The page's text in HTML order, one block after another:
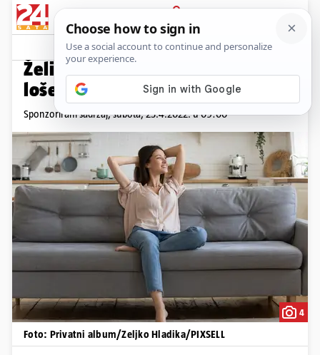
PRIJAVA
Promo sadržaj
Želite se riješiti ustajalog i
lošeg, nekvalitetnog zraka?
Sponzorirani sadržaj,subota, 23.4.2022. u 09:00
4
Foto: Privatni album/Zeljko Hladika/PIXSELL